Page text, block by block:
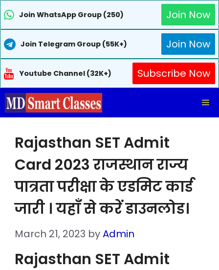
Join WhatsApp Group (250) Join Now
Join Telegram Group (55K+) Join Now
Youtube Channel (32K+)
Subscribe Now
Skip
to
Rajasthan SET Admit
Card 2023 राजस्थान राज्य
पात्रता परीक्षा के एडमिट कार्ड
जारी । यहाँ से करें डाउनलोड।
March 21, 2023 byAdmin
Rajasthan SET Admit